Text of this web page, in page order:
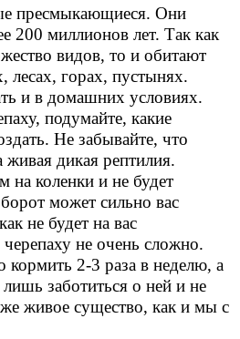
пресмыкающиеся. Они
200 миллионов лет. Так как
видов, то и обитают
лесах, горах, пустынях.
и в домашних условиях.
подумайте, какие
Не забывайте, что
дикая рептилия.
на коленки и не будет
может сильно вас
не будет на вас
не очень сложно.
кормить 2-3 раза в неделю, а
заботиться о ней и не
же живое существо, как и мы с